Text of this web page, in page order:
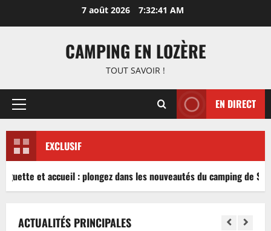
7 août 2026 7:32:41 AM
CAMPING EN LOZÈRE
TOUT SAVOIR !
Menu
EN DIRECT
EXCLUSIF
et accueil : plongez dans les nouveautés du camping de
ACTUALITÉS PRINCIPALES